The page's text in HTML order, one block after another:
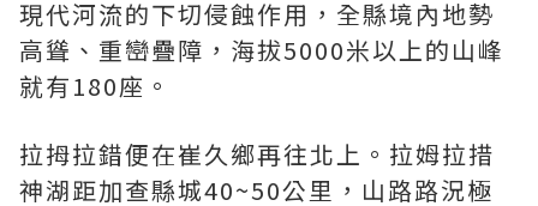
現代河流的下切侵蝕作用，全縣境內地勢
高聳、重巒疊障，海拔5000米以上的山峰
就有180座。
拉拇拉錯便在崔久鄉再往北上。拉姆拉措
神湖距加查縣城40~50公里，山路路況極